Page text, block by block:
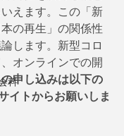
科
えます。この「新
の再生」の関係性
します。新型コロ
オンラインでの開
申し込みは以下の
イトからお願いしま